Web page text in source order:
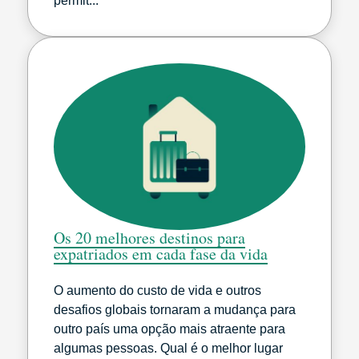
Os 20 melhores destinos para
expatriados em cada fase da vida
O aumento do custo de vida e outros
desafios globais tornaram a mudança para
outro país uma opção mais atraente para
algumas pessoas. Qual é o melhor lugar